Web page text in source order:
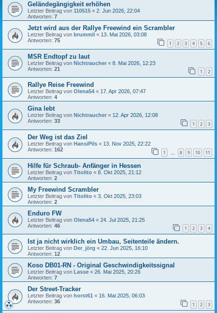
Geländegängigkeit erhöhen
Letzter Beitrag von 110515 « 2. Jun 2026, 22:04
Antworten: 7
Jetzt wird aus der Rallye Freewind ein Scrambler
Letzter Beitrag von brummil « 13. Mai 2026, 03:08
Antworten: 75 1 2 3 4 5 6
MSR Endtopf zu laut
Letzter Beitrag von Nichtraucher « 8. Mai 2026, 12:23
Antworten: 21 1 2
Rallye Reise Freewind
Letzter Beitrag von Olena54 « 17. Apr 2026, 07:47
Antworten: 4
Gina lebt
Letzter Beitrag von Nichtraucher « 12. Apr 2026, 12:08
Antworten: 33 1 2 3
Der Weg ist das Ziel
Letzter Beitrag von HansiPils « 13. Nov 2025, 22:22
Antworten: 162 1 … 8 9 10 11
Hilfe für Schraub- Anfänger in Hessen
Letzter Beitrag von Titolito « 8. Okt 2025, 21:12
Antworten: 2
My Freewind Scrambler
Letzter Beitrag von Titolito « 3. Okt 2025, 23:03
Antworten: 2
Enduro FW
Letzter Beitrag von Olena54 « 24. Jul 2025, 21:25
Antworten: 46 1 2 3 4
Ist ja nicht wirklich ein Umbau, Seitenteile ändern.
Letzter Beitrag von Der_jörg « 22. Jun 2025, 16:10
Antworten: 12
Koso DB01-RN - Original Geschwindigkeitssignal
Letzter Beitrag von Lasse « 26. Mai 2025, 20:26
Antworten: 7
Der Street-Tracker
Letzter Beitrag von horst61 « 16. Mai 2025, 06:03
Antworten: 36 1 2 3